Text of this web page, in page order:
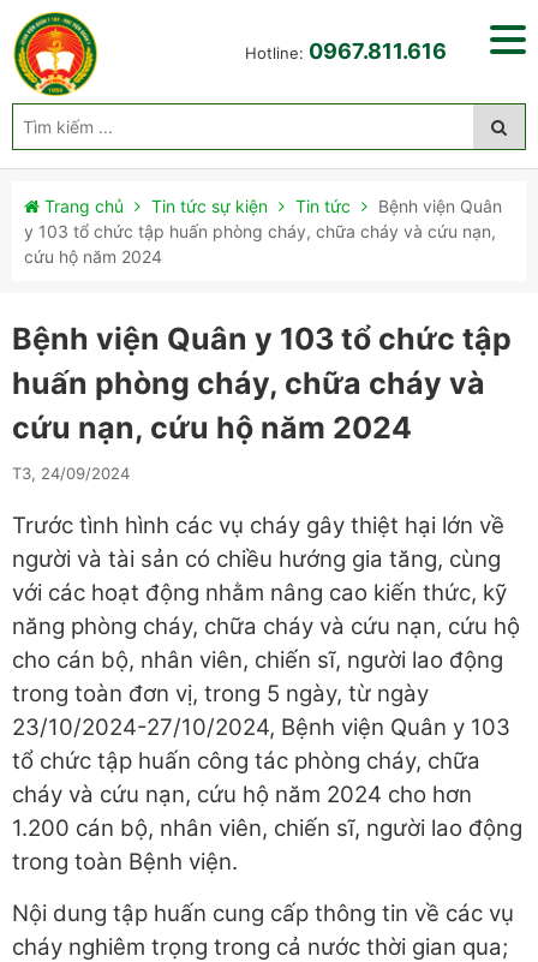
Hotline: 0967.811.616
Trang chủ Tin tức sự kiện Tin tức
Bệnh viện Quân
y 103 tổ chức tập huấn phòng cháy, chữa cháy và cứu nạn,
cứu hộ năm 2024
Bệnh viện Quân y 103 tổ chức tập
huấn phòng cháy, chữa cháy và
cứu nạn, cứu hộ năm 2024
T3, 24/09/2024
Trước tình hình các vụ cháy gây thiệt hại lớn về
người và tài sản có chiều hướng gia tăng, cùng
với các hoạt động nhằm nâng cao kiến thức, kỹ
năng phòng cháy, chữa cháy và cứu nạn, cứu hộ
cho cán bộ, nhân viên, chiến sĩ, người lao động
trong toàn đơn vị, trong 5 ngày, từ ngày
23/10/2024-27/10/2024, Bệnh viện Quân y 103
tổ chức tập huấn công tác phòng cháy, chữa
cháy và cứu nạn, cứu hộ năm 2024 cho hơn
1.200 cán bộ, nhân viên, chiến sĩ, người lao động
trong toàn Bệnh viện.
Nội dung tập huấn cung cấp thông tin về các vụ
cháy nghiêm trọng trong cả nước thời gian qua;